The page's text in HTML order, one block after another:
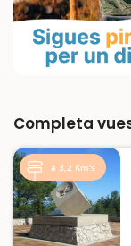
Completa
a 3,2 Km's